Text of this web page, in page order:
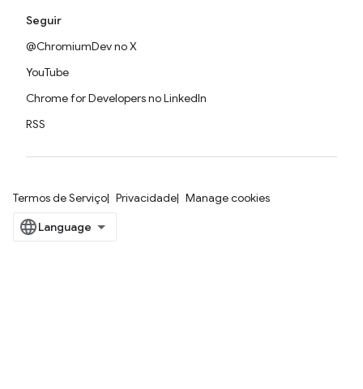
Seguir
@ChromiumDev no X
YouTube
Chrome for Developers no LinkedIn
RSS
Termos de Serviço Privacidade Manage cookies